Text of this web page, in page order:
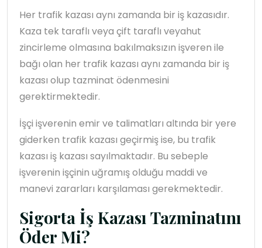
Her trafik kazası aynı zamanda bir iş kazasıdır.
Kaza tek taraflı veya çift taraflı veyahut
zincirleme olmasına bakılmaksızın işveren ile
bağı olan her trafik kazası aynı zamanda bir iş
kazası olup tazminat ödenmesini
gerektirmektedir.
İşçi işverenin emir ve talimatları altında bir yere
giderken trafik kazası geçirmiş ise, bu trafik
kazası iş kazası sayılmaktadır. Bu sebeple
işverenin işçinin uğramış olduğu maddi ve
manevi zararları karşılaması gerekmektedir.
Sigorta İş Kazası Tazminatını
Öder Mi?